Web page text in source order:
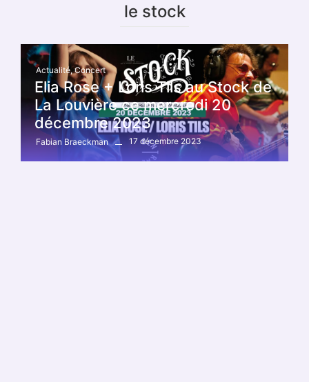
le stock
Actualité, Concert
Elia Rose + Loris Tils au Stock de
La Louvière ce mercredi 20
décembre 2023
Fabian Braeckman 17 décembre 2023